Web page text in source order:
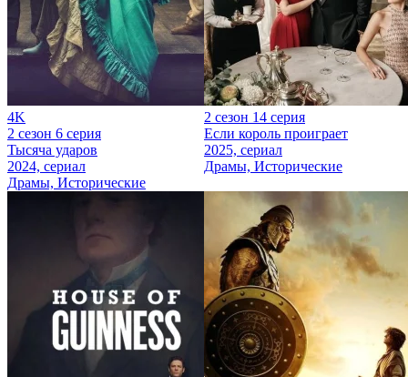
4K
2 сезон 6 серия
Тысяча ударов
2024, сериал
Драмы, Исторические
2 сезон 14 серия
Если король проиграет
2025, сериал
Драмы, Исторические